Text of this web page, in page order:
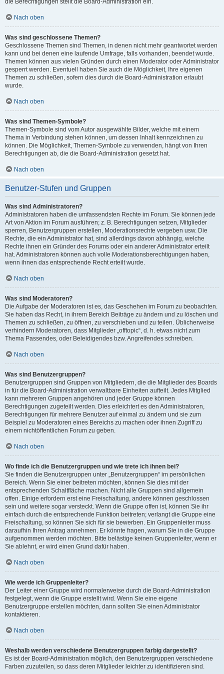
die Berechtigungen stellt die Board-Administration ein.
Nach oben
Was sind geschlossene Themen?
Geschlossene Themen sind Themen, in denen nicht mehr geantwortet werden
kann und bei denen eine laufende Umfrage, falls vorhanden, beendet wurde.
Themen können aus vielen Gründen durch einen Moderator oder Administrator
gesperrt werden. Eventuell haben Sie auch die Möglichkeit, Ihre eigenen
Themen zu schließen, sofern dies durch die Board-Administration erlaubt
wurde.
Nach oben
Was sind Themen-Symbole?
Themen-Symbole sind vom Autor ausgewählte Bilder, welche mit einem
Thema in Verbindung stehen können, um dessen Inhalt kennzeichnen zu
können. Die Möglichkeit, Themen-Symbole zu verwenden, hängt von Ihren
Berechtigungen ab, die die Board-Administration gesetzt hat.
Nach oben
Benutzer-Stufen und Gruppen
Was sind Administratoren?
Administratoren haben die umfassendsten Rechte im Forum. Sie können jede
Art von Aktion im Forum ausführen; z. B. Berechtigungen setzen, Mitglieder
sperren, Benutzergruppen erstellen, Moderationsrechte vergeben usw. Die
Rechte, die ein Administrator hat, sind allerdings davon abhängig, welche
Rechte ihnen ein Gründer des Forums oder ein anderer Administrator erteilt
hat. Administratoren können auch volle Moderationsberechtigungen haben,
wenn ihnen das entsprechende Recht erteilt wurde.
Nach oben
Was sind Moderatoren?
Die Aufgabe der Moderatoren ist es, das Geschehen im Forum zu beobachten.
Sie haben das Recht, in ihrem Bereich Beiträge zu ändern und zu löschen und
Themen zu schließen, zu öffnen, zu verschieben und zu teilen. Üblicherweise
verhindern Moderatoren, dass Mitglieder „offtopic“, d. h. etwas nicht zum
Thema Passendes, oder Beleidigendes bzw. Angreifendes schreiben.
Nach oben
Was sind Benutzergruppen?
Benutzergruppen sind Gruppen von Mitgliedern, die die Mitglieder des Boards
in für die Board-Administration verwaltbare Einheiten aufteilt. Jedes Mitglied
kann mehreren Gruppen angehören und jeder Gruppe können
Berechtigungen zugeteilt werden. Dies erleichtert es den Administratoren,
Berechtigungen für mehrere Benutzer auf einmal zu ändern und sie zum
Beispiel zu Moderatoren eines Bereichs zu machen oder ihnen Zugriff zu
einem nichtöffentlichen Forum zu geben.
Nach oben
Wo finde ich die Benutzergruppen und wie trete ich ihnen bei?
Sie finden die Benutzergruppen unter „Benutzergruppen“ im persönlichen
Bereich. Wenn Sie einer beitreten möchten, können Sie dies mit der
entsprechenden Schaltfläche machen. Nicht alle Gruppen sind allgemein
offen. Einige erfordern erst eine Freischaltung, andere können geschlossen
sein und weitere sogar versteckt. Wenn die Gruppe offen ist, können Sie ihr
einfach durch die entsprechende Funktion beitreten; verlangt die Gruppe eine
Freischaltung, so können Sie sich für sie bewerben. Ein Gruppenleiter muss
daraufhin Ihren Antrag annehmen. Er könnte fragen, warum Sie in die Gruppe
aufgenommen werden möchten. Bitte belästige keinen Gruppenleiter, wenn er
Sie ablehnt, er wird einen Grund dafür haben.
Nach oben
Wie werde ich Gruppenleiter?
Der Leiter einer Gruppe wird normalerweise durch die Board-Administration
festgelegt, wenn die Gruppe erstellt wird. Wenn Sie eine eigene
Benutzergruppe erstellen möchten, dann sollten Sie einen Administrator
kontaktieren.
Nach oben
Weshalb werden verschiedene Benutzergruppen farbig dargestellt?
Es ist der Board-Administration möglich, den Benutzergruppen verschiedene
Farben zuzuteilen, so dass deren Mitglieder leichter zu identifizieren sind.